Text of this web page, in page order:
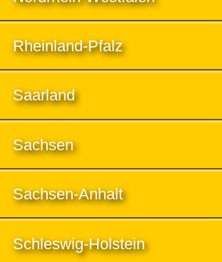
Rheinland-Pfalz
Saarland
Sachsen
Sachsen-Anhalt
Schleswig-Holstein